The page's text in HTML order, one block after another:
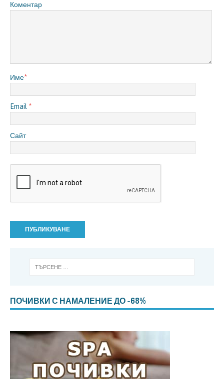
Коментар
Име*
Email *
Сайт
ПОЧИВКИ С НАМАЛЕНИЕ ДО -68%